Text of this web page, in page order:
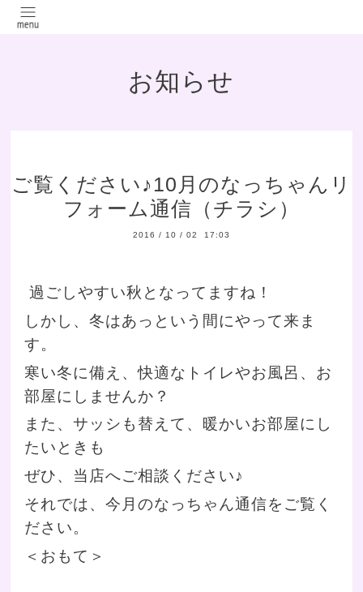
お知らせ
ご覧ください♪10月のなっちゃんリ
フォーム通信（チラシ）
2016 / 10 / 02 17:03
過ごしやすい秋となってますね！
しかし、冬はあっという間にやって来ま
す。
寒い冬に備え、快適なトイレやお風呂、お
部屋にしませんか？
また、サッシも替えて、暖かいお部屋にし
たいときも
ぜひ、当店へご相談ください♪
それでは、今月のなっちゃん通信をご覧く
ださい。
＜おもて＞